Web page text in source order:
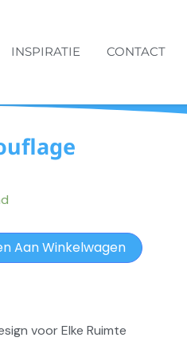
INSPIRATIE CONTACT
Aan Winkelwagen
voor Elke Ruimte